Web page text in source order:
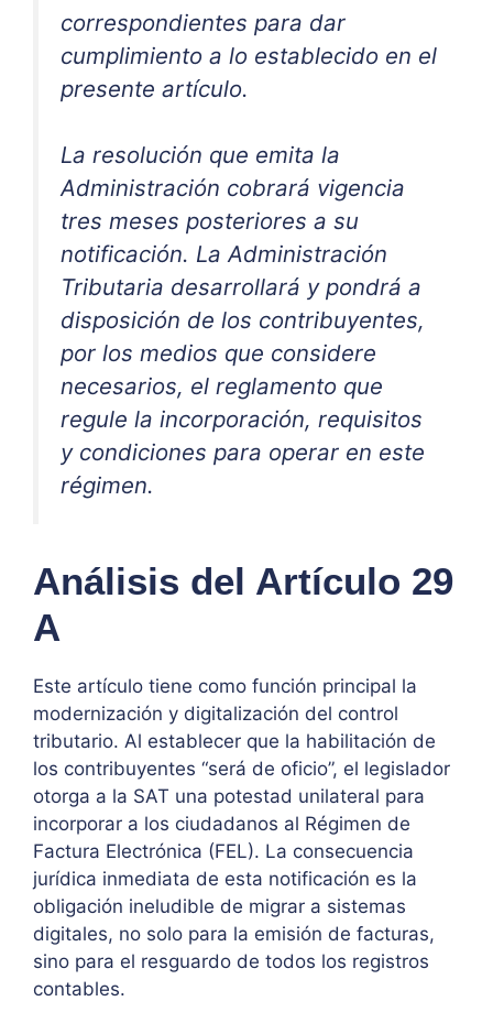
correspondientes para dar
cumplimiento a lo establecido en el
presente artículo.
La resolución que emita la
Administración cobrará vigencia
tres meses posteriores a su
notificación. La Administración
Tributaria desarrollará y pondrá a
disposición de los contribuyentes,
por los medios que considere
necesarios, el reglamento que
regule la incorporación, requisitos
y condiciones para operar en este
régimen.
Análisis del Artículo 29
A
Este artículo tiene como función principal la
modernización y digitalización del control
tributario. Al establecer que la habilitación de
los contribuyentes “será de oficio”, el legislador
otorga a la SAT una potestad unilateral para
incorporar a los ciudadanos al Régimen de
Factura Electrónica (FEL). La consecuencia
jurídica inmediata de esta notificación es la
obligación ineludible de migrar a sistemas
digitales, no solo para la emisión de facturas,
sino para el resguardo de todos los registros
contables.